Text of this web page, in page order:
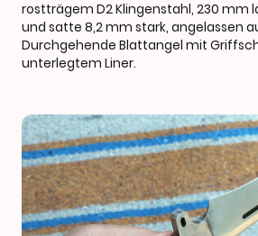
rostträgem D2 Klingenstahl, 230 mm
und satte 8,2 mm stark, angelassen
Durchgehende Blattangel mit
unterlegtem Liner.